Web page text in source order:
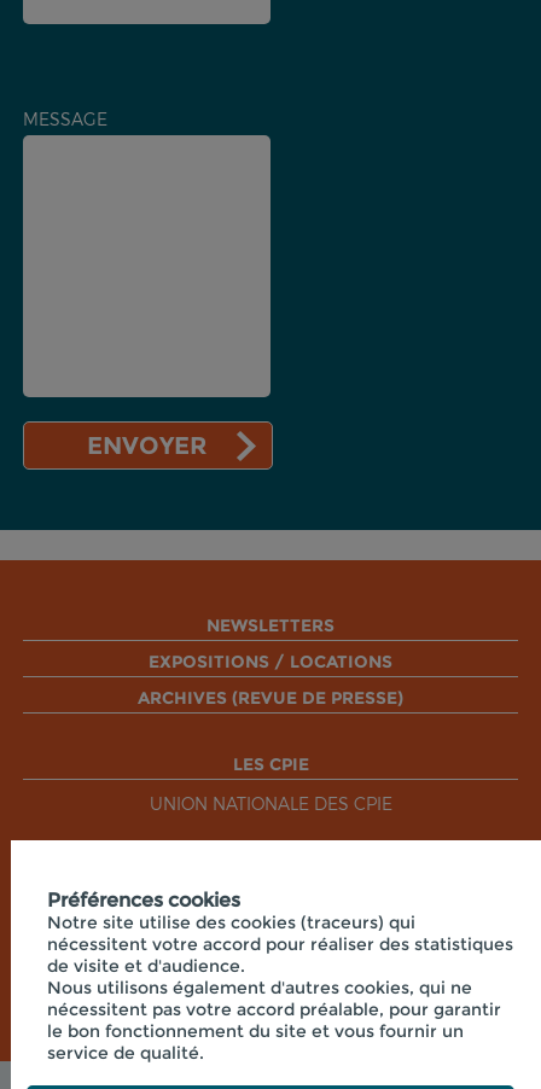
MESSAGE
NEWSLETTERS
EXPOSITIONS / LOCATIONS
ARCHIVES (REVUE DE PRESSE)
LES CPIE
UNION NATIONALE DES CPIE
RÉSEAUX SOCIAUX
Préférences cookies
Notre site utilise des cookies (traceurs) qui
nécessitent votre accord pour réaliser des statistiques
de visite et d'audience.
Nous utilisons également d'autres cookies, qui ne
nécessitent pas votre accord préalable, pour garantir
le bon fonctionnement du site et vous fournir un
service de qualité.